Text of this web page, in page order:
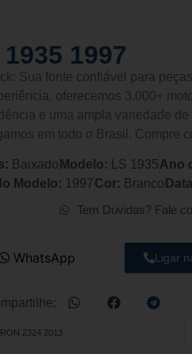
1997
Sua fonte confiável para
oferecemos 3.000+
e uma ampla variedade
em todo o Brasil. Compre
Baixado Modelo: LS 1935Ano
Modelo: 1997Cor: Branco
Tem Dúvidas? Fale
WhatsApp Ligar
2324 2013